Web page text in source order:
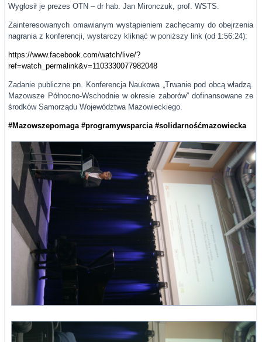
Wygłosił je prezes OTN – dr hab. Jan Mironczuk, prof. WSTS.
Zainteresowanych omawianym wystąpieniem zachęcamy do obejrzenia
nagrania z konferencji, wystarczy kliknąć w poniższy link (od 1:56:24):
https://www.facebook.com/watch/live/?
ref=watch_permalink&v=1103330077982048
Zadanie publiczne pn. Konferencja Naukowa „Trwanie pod obcą władzą.
Mazowsze Północno-Wschodnie w okresie zaborów” dofinansowane ze
środków Samorządu Województwa Mazowieckiego.
#Mazowszepomaga #programywsparcia #solidarnośćmazowiecka